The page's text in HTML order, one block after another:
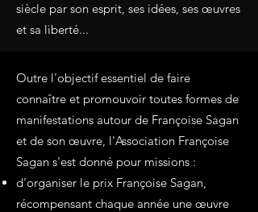
siècle par son esprit, ses idées, ses œuvres
et sa liberté...
Outre l'objectif essentiel de faire
connaître et promouvoir toutes formes de
manifestations autour de Françoise Sagan
et de son œuvre, l'Association Françoise
Sagan s'est donné pour missions :
d'organiser le prix Françoise Sagan,
récompensant chaque année une œuvre